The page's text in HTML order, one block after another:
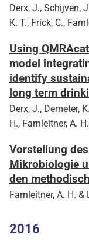
Derx, J., Schijven,
K. T., Frick, C.,
Using
model
identify
long term
Derx, J., Demeter,
H., Farnleitner, A.
Vorstellung
Mikrobiologie
den
Farnleitner, A. H. &
2016